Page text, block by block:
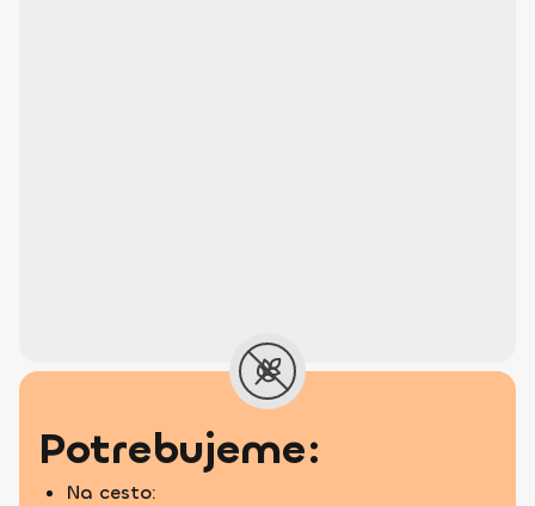
Potrebujeme:
Na cesto: